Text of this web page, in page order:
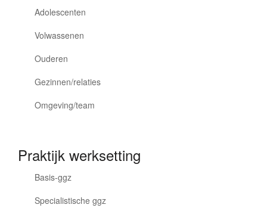
Adolescenten
Volwassenen
Ouderen
Gezinnen/relaties
Omgeving/team
Praktijk werksetting
Basis-ggz
Specialistische ggz